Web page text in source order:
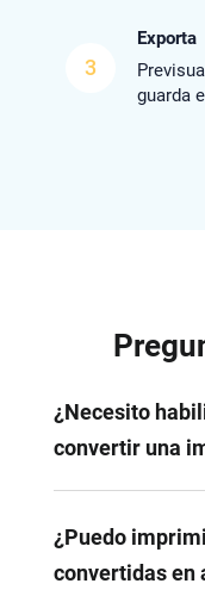
3
Exporta
guarda
¿Necesito
convertir una
convertir una
extremadamente
¿Puedo
convertidas en